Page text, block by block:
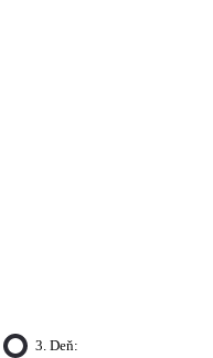
3. Deň: